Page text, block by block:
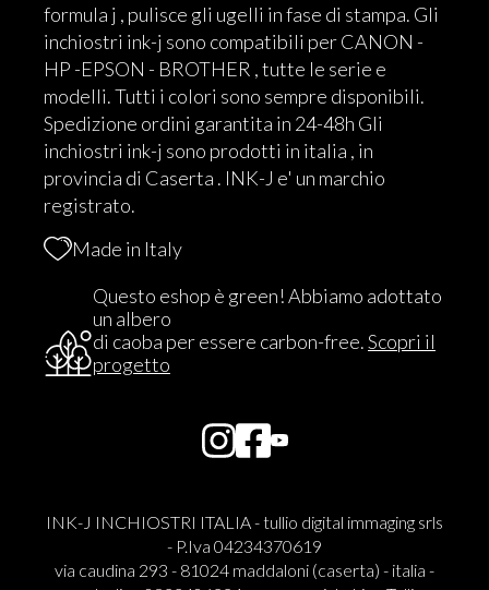
formula j , pulisce gli ugelli in fase di stampa. Gli
inchiostri ink-j sono compatibili per CANON -
HP -EPSON - BROTHER , tutte le serie e
modelli. Tutti i colori sono sempre disponibili.
Spedizione ordini garantita in 24-48h Gli
inchiostri ink-j sono prodotti in italia , in
provincia di Caserta . INK-J e' un marchio
registrato.
Made in Italy
Questo eshop è green! Abbiamo adottato
un albero
di caoba per essere carbon-free.Scopri il
progetto
INK-J INCHIOSTRI ITALIA - tullio digital immaging srls
- P.Iva 04234370619
via caudina 293 - 81024 maddaloni (caserta) - italia -